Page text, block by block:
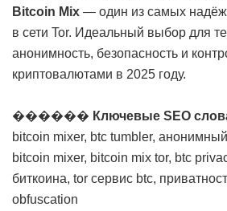
Bitcoin Mix — один из самых
в сети Tor. Идеальный выбор для
анонимность, безопасность и
криптовалютами в 2025 году.
������ Ключевые SEO
bitcoin mixer, btc tumbler,
bitcoin mixer, bitcoin mix tor, btc
биткоина, tor сервис btc,
obfuscation